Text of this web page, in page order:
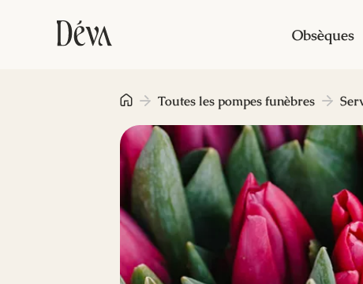
Obsèques
Toutes les pompes funèbres